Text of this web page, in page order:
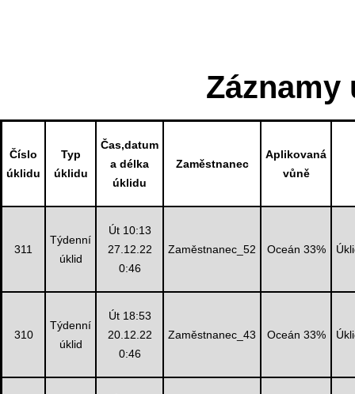
Záznamy
Číslo
úklidu
Typ
úklidu
Čas,datum
a délka
úklidu
Zaměstnanec
Aplikovaná
vůně
311
Týdenní
úklid
Út 10:13
27.12.22
0:46
Zaměstnanec_52 Oceán 33%
310
Týdenní
úklid
Út 18:53
20.12.22
0:46
Zaměstnanec_43 Oceán 33%